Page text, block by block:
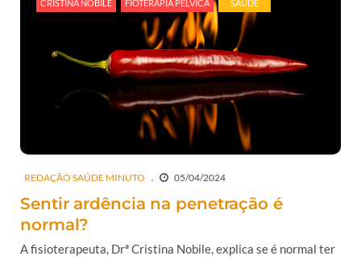
CRISTINA NOBILE FIOTERAPIA PÉLVICA SAÚDE
REDAÇÃO SAÚDE MINUTO 05/04/2024
Sentir ardência na penetração é
normal?
A fisioterapeuta, Drª Cristina Nobile, explica se é normal ter